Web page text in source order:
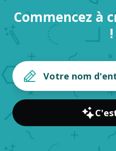
Commencez à
!